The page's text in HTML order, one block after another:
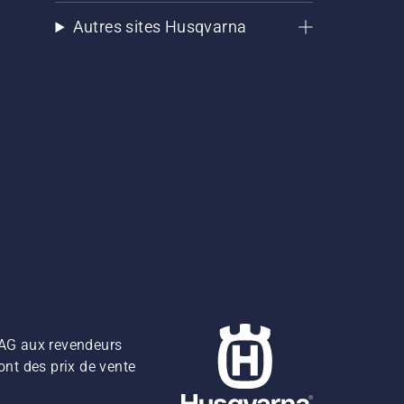
Autres sites Husqvarna
aux revendeurs
des prix de vente